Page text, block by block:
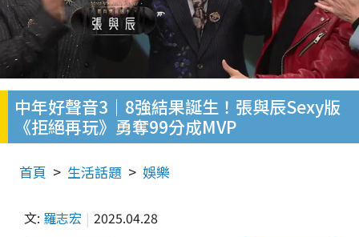
中年好聲音3｜8強結果誕生！張與辰Sexy版
《拒絕再玩》勇奪99分成MVP
首頁 生活話題 娛樂
文: 羅志宏 2025.04.28